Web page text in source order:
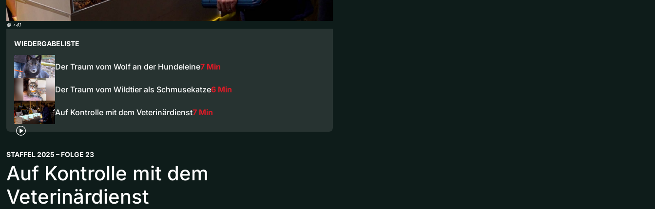
© +41
WIEDERGABELISTE
Der Traum vom Wolf an der Hundeleine7 Min
Der Traum vom Wildtier als Schmusekatze6 Min
Auf Kontrolle mit dem Veterinärdienst7 Min
STAFFEL 2025 – FOLGE 23
Auf Kontrolle mit dem
Veterinärdienst